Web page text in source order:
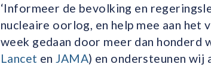
‘Informeer de bevolking en
nucleaire oorlog, en help mee aan het
week gedaan door meer dan honderd
Lancet en JAMA) en ondersteunen wij